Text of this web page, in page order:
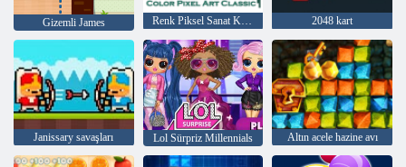
Gizemli James Renk Piksel Sanat Klasik 2048 kart
Janissary savaşları Lol Sürpriz Millennials Altın acele hazine avı